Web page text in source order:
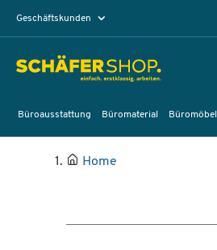
Geschäftskunden
Büroausstattung Büromaterial Büromöbel
Home